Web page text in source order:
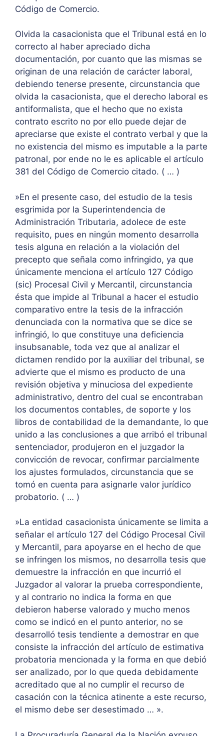
Código de Comercio.
Olvida la casacionista que el Tribunal está en lo
correcto al haber apreciado dicha
documentación, por cuanto que las mismas se
originan de una relación de carácter laboral,
debiendo tenerse presente, circunstancia que
olvida la casacionista, que el derecho laboral es
antiformalista, que el hecho que no exista
contrato escrito no por ello puede dejar de
apreciarse que existe el contrato verbal y que la
no existencia del mismo es imputable a la parte
patronal, por ende no le es aplicable el artículo
381 del Código de Comercio citado. ( … )
»En el presente caso, del estudio de la tesis
esgrimida por la Superintendencia de
Administración Tributaria, adolece de este
requisito, pues en ningún momento desarrolla
tesis alguna en relación a la violación del
precepto que señala como infringido, ya que
únicamente menciona el artículo 127 Código
(sic) Procesal Civil y Mercantil, circunstancia
ésta que impide al Tribunal a hacer el estudio
comparativo entre la tesis de la infracción
denunciada con la normativa que se dice se
infringió, lo que constituye una deficiencia
insubsanable, toda vez que al analizar el
dictamen rendido por la auxiliar del tribunal, se
advierte que el mismo es producto de una
revisión objetiva y minuciosa del expediente
administrativo, dentro del cual se encontraban
los documentos contables, de soporte y los
libros de contabilidad de la demandante, lo que
unido a las conclusiones a que arribó el tribunal
sentenciador, produjeron en el juzgador la
convicción de revocar, confirmar parcialmente
los ajustes formulados, circunstancia que se
tomó en cuenta para asignarle valor jurídico
probatorio. ( … )
»La entidad casacionista únicamente se limita a
señalar el artículo 127 del Código Procesal Civil
y Mercantil, para apoyarse en el hecho de que
se infringen los mismos, no desarrolla tesis que
demuestre la infracción en que incurrió el
Juzgador al valorar la prueba correspondiente,
y al contrario no indica la forma en que
debieron haberse valorado y mucho menos
como se indicó en el punto anterior, no se
desarrolló tesis tendiente a demostrar en que
consiste la infracción del artículo de estimativa
probatoria mencionada y la forma en que debió
ser analizado, por lo que queda debidamente
acreditado que al no cumplir el recurso de
casación con la técnica atinente a este recurso,
el mismo debe ser desestimado … ».